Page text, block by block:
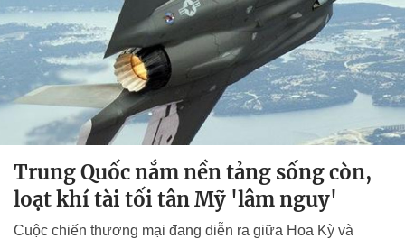
Trung Quốc nắm nền tảng sống còn,
loạt khí tài tối tân Mỹ 'lâm nguy'
Cuộc chiến thương mại đang diễn ra giữa Hoa Kỳ và